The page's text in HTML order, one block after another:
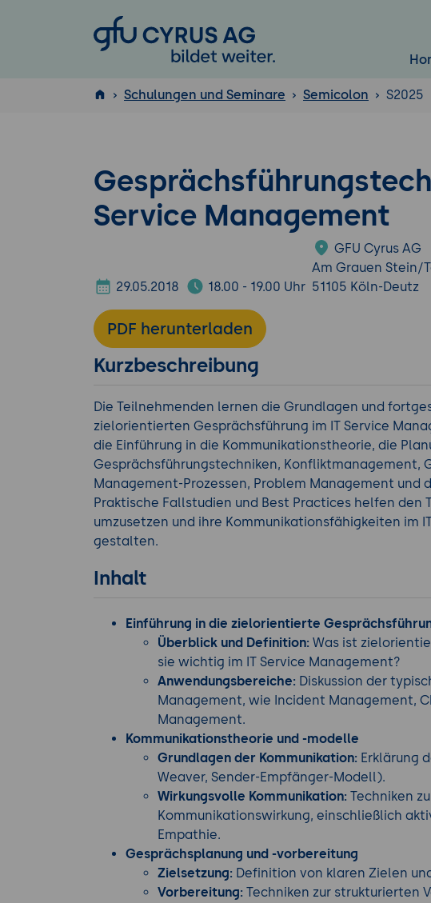
GFU Cyrus AG
ISTQB
Schulungen und Seminare Semicolon S2025
Service Management
29.05.2018 18.00 - 19.00 Uhr
GFU Cyrus AG
Am Grauen Stein/
51105 Köln-Deutz
PDF herunterladen
Kurzbeschreibung
Die Teilnehmenden lernen die Grundlagen und
zielorientierten Gesprächsführung im IT Service
die Einführung in die Kommunikationstheorie, die
Gesprächsführungstechniken, Konfliktmanagement,
Management-Prozessen, Problem Management und
Praktische Fallstudien und Best Practices helfen den
umzusetzen und ihre Kommunikationsfähigkeiten im
gestalten.
Inhalt
Einführung in die zielorientierte
Überblick und Definition: Was ist
sie wichtig im IT Service Management?
Anwendungsbereiche: Diskussion der
Management, wie Incident Management,
Management.
Kommunikationstheorie und -modelle
Grundlagen der Kommunikation: Erklärung
Weaver, Sender-Empfänger-Modell).
Wirkungsvolle Kommunikation: Techniken
Kommunikationswirkung, einschließlich
Empathie.
Gesprächsplanung und -vorbereitung
Zielsetzung: Definition von klaren Zielen
Vorbereitung: Techniken zur strukturierten